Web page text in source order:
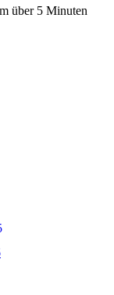
über 5 Minuten